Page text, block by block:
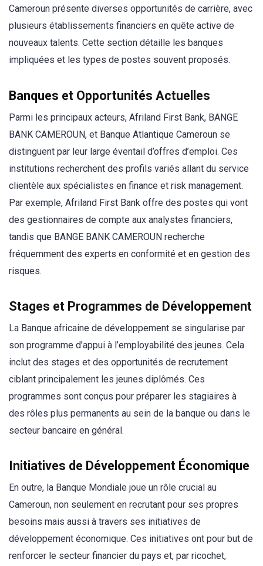
Cameroun présente diverses opportunités de carrière, avec
plusieurs établissements financiers en quête active de
nouveaux talents. Cette section détaille les banques
impliquées et les types de postes souvent proposés.
Banques et Opportunités Actuelles
Parmi les principaux acteurs, Afriland First Bank, BANGE
BANK CAMEROUN, et Banque Atlantique Cameroun se
distinguent par leur large éventail d’offres d’emploi. Ces
institutions recherchent des profils variés allant du service
clientèle aux spécialistes en finance et risk management.
Par exemple, Afriland First Bank offre des postes qui vont
des gestionnaires de compte aux analystes financiers,
tandis que BANGE BANK CAMEROUN recherche
fréquemment des experts en conformité et en gestion des
risques.
Stages et Programmes de Développement
La Banque africaine de développement se singularise par
son programme d’appui à l’employabilité des jeunes. Cela
inclut des stages et des opportunités de recrutement
ciblant principalement les jeunes diplômés. Ces
programmes sont conçus pour préparer les stagiaires à
des rôles plus permanents au sein de la banque ou dans le
secteur bancaire en général.
Initiatives de Développement Économique
En outre, la Banque Mondiale joue un rôle crucial au
Cameroun, non seulement en recrutant pour ses propres
besoins mais aussi à travers ses initiatives de
développement économique. Ces initiatives ont pour but de
renforcer le secteur financier du pays et, par ricochet,